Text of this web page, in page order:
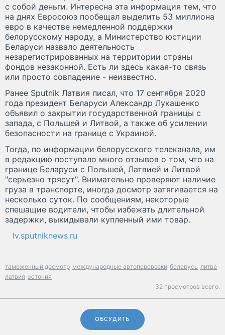
с собой деньги. Интересна эта информация тем, что
на днях Евросоюз пообещал выделить 53 миллиона
евро в качестве немедленной поддержки
белорусскому народу, а Министерство юстиции
Беларуси назвало деятельность
незарегистрированных на территории страны
фондов незаконной. Есть ли здесь какая-то связь
или просто совпадение - неизвестно.
Ранее Sputnik Латвия писал, что 17 сентября 2020
года президент Беларуси Александр Лукашенко
объявил о закрытии государственной границы с
запада, с Польшей и Литвой, а также об усилении
безопасности на границе с Украиной.
Тогда, по информации белорусского телеканала, им
в редакцию поступало много отзывов о том, что на
границе Беларуси с Польшей, Латвией и Литвой
"серьезно трясут". Внимательно проверяют наличие
груза в транспорте, иногда досмотр затягивается на
несколько суток. По сообщениям, некоторые
спешащие водители, чтобы избежать длительной
задержки, выкидывали купленный ими товар.
lv.sputniknews.ru
таможенный досмотр международные автоперевозки беларусь литва
латвия эстония
32 просмотров всего.
ОБСУДИТЬ